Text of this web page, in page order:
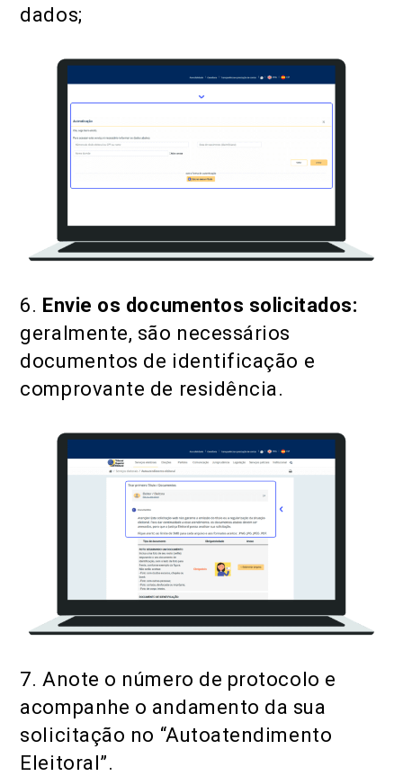
dados;
6. Envie os documentos solicitados:
geralmente, são necessários
documentos de identificação e
comprovante de residência.
7. Anote o número de protocolo e
acompanhe o andamento da sua
solicitação no “Autoatendimento
Eleitoral”.